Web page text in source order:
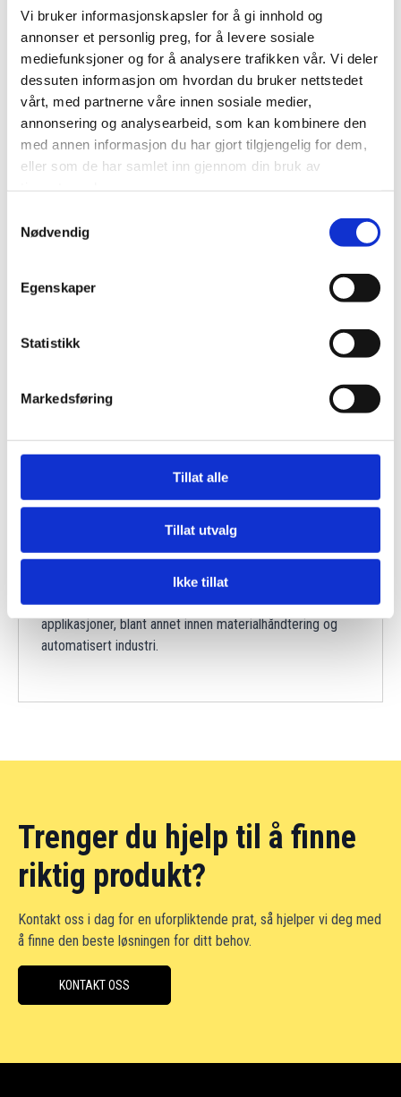
Vi bruker informasjonskapsler for å gi innhold og
annonser et personlig preg, for å levere sosiale
mediefunksjoner og for å analysere trafikken vår. Vi deler
dessuten informasjon om hvordan du bruker nettstedet
vårt, med partnerne våre innen sosiale medier,
annonsering og analysearbeid, som kan kombinere den
med annen informasjon du har gjort tilgjengelig for dem,
eller som de har samlet inn gjennom din bruk av
Nødvendig
Egenskaper
Statistikk
Markedsføring
Tillat alle
Tillat utvalg
Ikke tillat
Vi leverer kabler for kran- og trommelapplikasjoner, i hovedsak
fra 3 etablerte produsenter.
PRYSMIAN
Global produsent av kraft- og industrikabler med
LAST NED KATALOG
festoonsystemer og kabeltromler.
NETTSIDE
ELETTROTEK KABEL
Produsent av fleksible kabler for dynamiske
applikasjoner, blant annet innen materialhåndtering og
automatisert industri.
Trenger du hjelp til å finne
riktig produkt?
Kontakt oss i dag for en uforpliktende prat, så hjelper vi deg med
å finne den beste løsningen for ditt behov.
KONTAKT OSS